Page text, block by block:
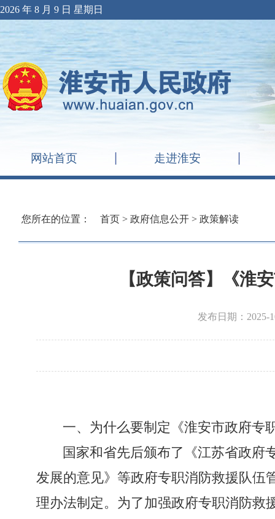
2026 年 8 月 9 日 星期日
网站首页 走进淮安
您所在的位置： 首页 > 政府信息公开 > 政策解读
【政策问答】《淮
发布日期：
一、为什么要制定《淮安市政府专
国家和省先后颁布了《江苏省政府
发展的意见》等政府专职消防救援队伍
理办法制定。为了加强政府专职消防救